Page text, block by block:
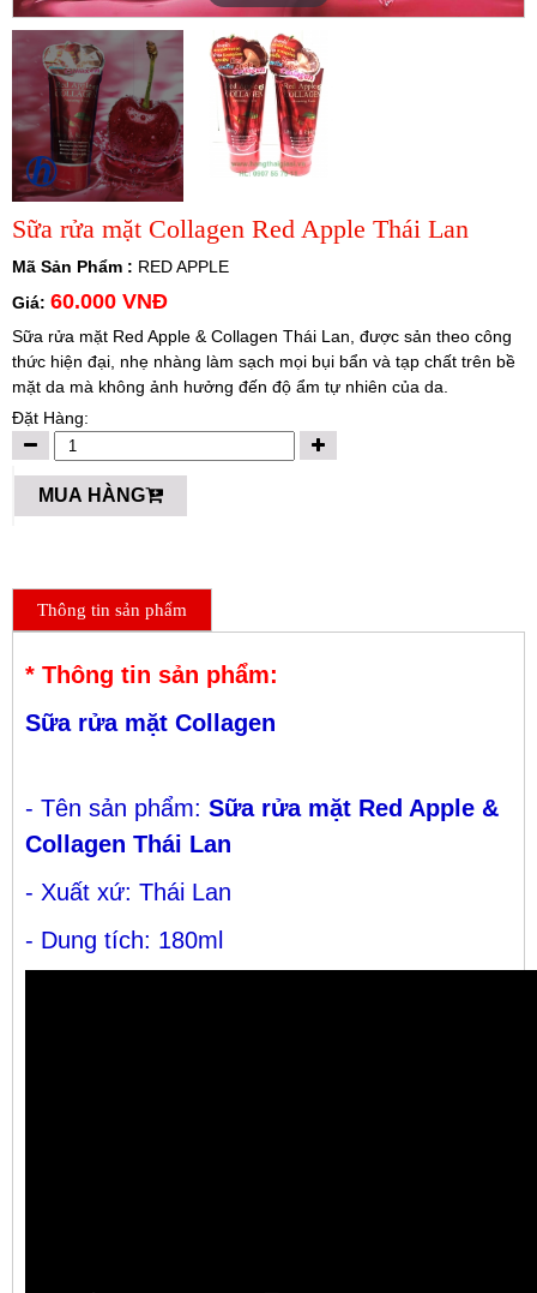
Sữa rửa mặt Collagen Red Apple Thái Lan
Mã Sản Phẩm : RED APPLE
Giá: 60.000 VNĐ
Sữa rửa mặt Red Apple & Collagen Thái Lan, được sản theo công
thức hiện đại, nhẹ nhàng làm sạch mọi bụi bẩn và tạp chất trên bề
mặt da mà không ảnh hưởng đến độ ẩm tự nhiên của da.
Đặt Hàng:
MUA HÀNG
Thông tin sản phẩm
* Thông tin sản phẩm:
Sữa rửa mặt Collagen
- Tên sản phẩm: Sữa rửa mặt Red Apple &
Collagen Thái Lan
- Xuất xứ: Thái Lan
- Dung tích: 180ml